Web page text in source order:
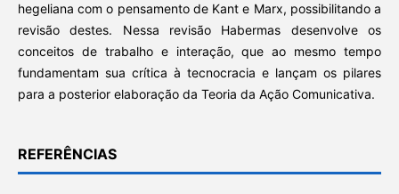
hegeliana com o pensamento de Kant e Marx, possibilitando a
revisão destes. Nessa revisão Habermas desenvolve os
conceitos de trabalho e interação, que ao mesmo tempo
fundamentam sua crítica à tecnocracia e lançam os pilares
para a posterior elaboração da Teoria da Ação Comunicativa.
REFERÊNCIAS